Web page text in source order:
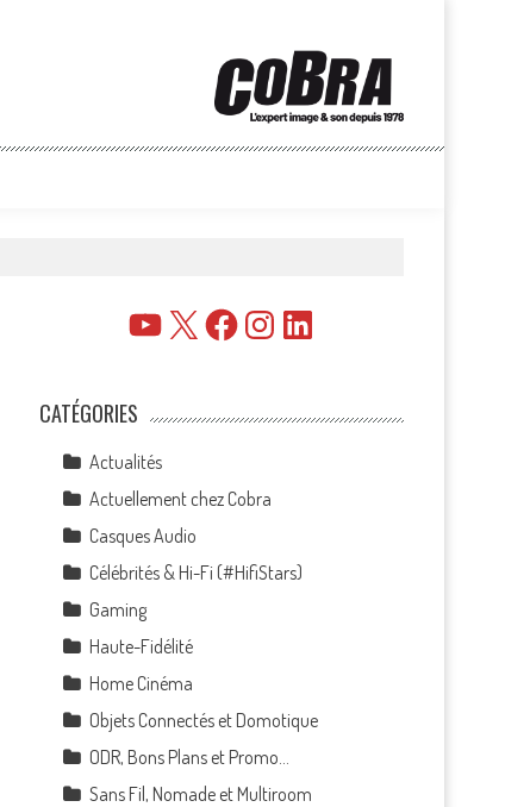
YouTube
X FacebookInstagramLinkedIn
CATÉGORIES
Actualités
Actuellement chez Cobra
Casques Audio
Célébrités & Hi-Fi (#HifiStars)
Gaming
Haute-Fidélité
Home Cinéma
Objets Connectés et Domotique
ODR, Bons Plans et Promo…
Sans Fil, Nomade et Multiroom